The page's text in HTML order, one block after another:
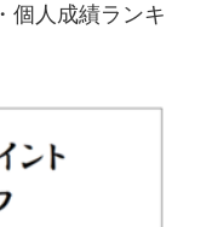
個人成績ランキ